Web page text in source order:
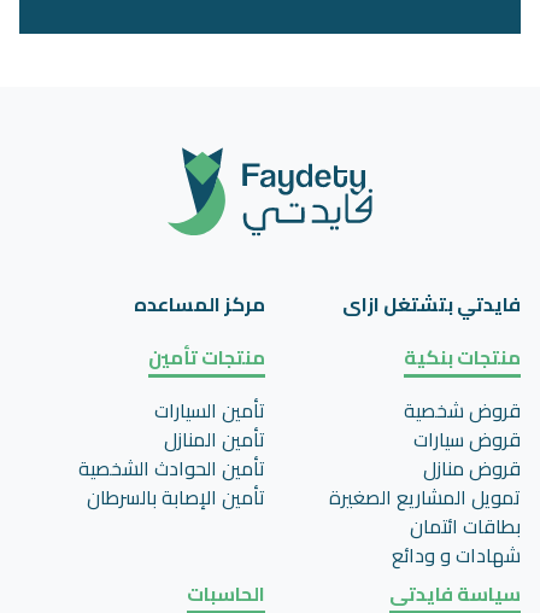
فايدتي بتشتغل ازاى
مركز المساعده
منتجات بنكية
قروض شخصية
قروض سيارات
قروض منازل
تمويل المشاريع الصغيرة
بطاقات ائتمان
شهادات و ودائع
منتجات تأمين
تأمين السيارات
تأمين المنازل
تأمين الحوادث الشخصية
تأمين اﻹصابة بالسرطان
سياسة فايدتى
الحاسبات